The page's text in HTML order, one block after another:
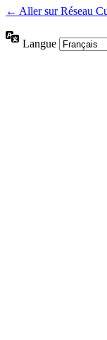
← Aller sur Réseau
Langue